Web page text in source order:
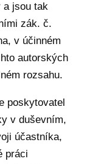
a jsou tak
zák. č.
v účinném
autorských
rozsahu.
poskytovatel
v duševním,
účastníka,
práci